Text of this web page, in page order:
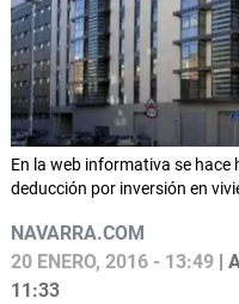
En la web informativa se hace
deducción por inversión en
NAVARRA.COM
20 ENERO, 2016 - 13:49 |
11:33